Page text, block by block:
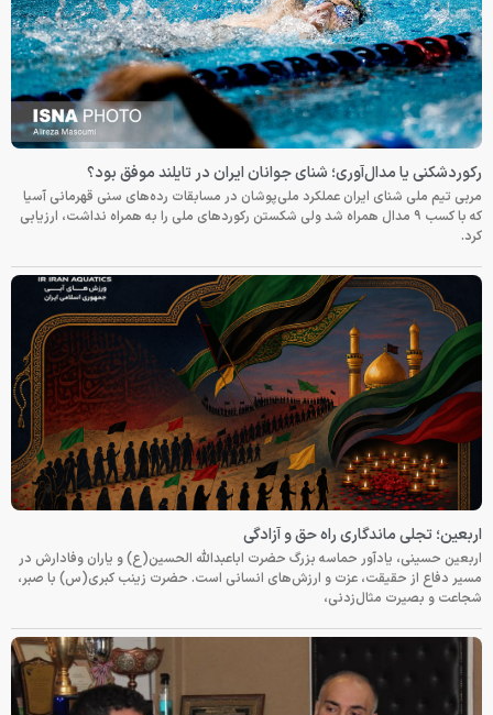
شنای جوانان ایران در تایلند موفق بود؟
عملکرد ملی‌پوشان در مسابقات رده‌های سنی قهرمانی آسیا
مدال همراه شد ولی شکستن رکوردهای ملی را به همراه نداشت، ارزیابی
راه حق و آزادگی
حماسه بزرگ حضرت اباعبدالله الحسین(ع) و یاران وفادارش در
عزت و ارزش‌های انسانی است. حضرت زینب کبری(س) با صبر،